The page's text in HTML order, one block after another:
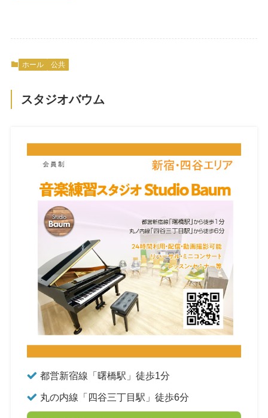
ホール 公共
スタジオバウム
都営新宿線「曙橋駅」徒歩1分
丸の内線「四谷三丁目駅」徒歩6分